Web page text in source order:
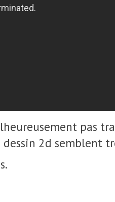
pas
2d semblent